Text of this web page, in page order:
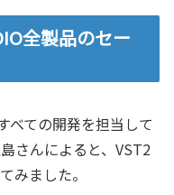
全製品のセー
べての開発を担当して
さんによると、VST2
みました。